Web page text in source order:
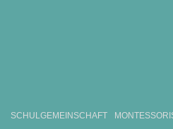
SCHULGEMEINSCHAFT